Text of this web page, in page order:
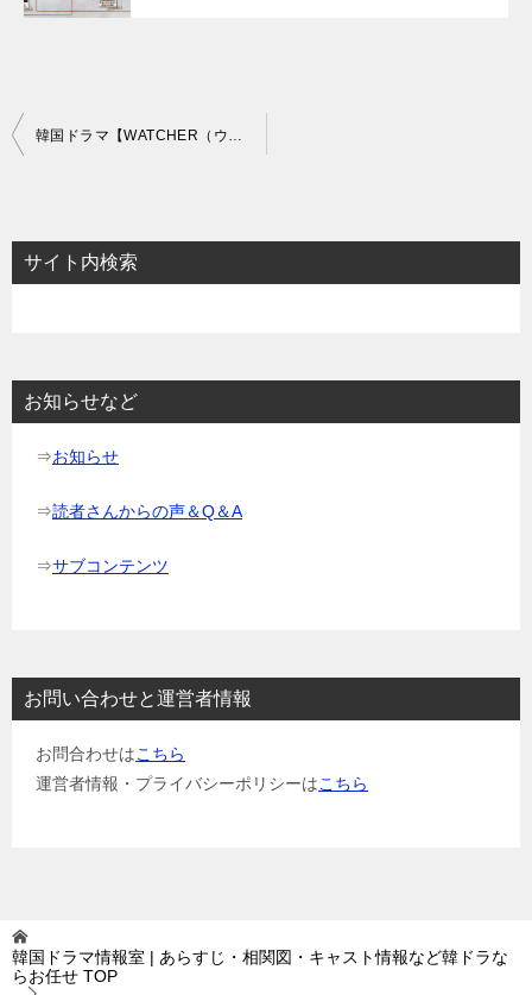
投
ビ
ゲ
ョ
韓国ドラマ【WATCHER（ウォッチャー）】あらすじ10話～12話と感想-信じられない！
サイト内検索
お知らせなど
⇒お知らせ
⇒読者さんからの声＆Q＆A
⇒サブコンテンツ
お問い合わせと運営者情報
お問合わせはこちら
運営者情報・プライバシーポリシーはこちら
韓国ドラマ情報室 | あらすじ・相関図・キャスト情報など韓ドラな
らお任せ TOP